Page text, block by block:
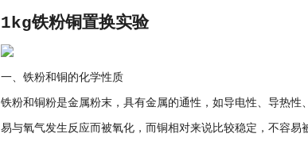
1kg铁粉铜置换实验
一、铁粉和铜的化学性质
铁粉和铜粉是金属粉末，具有金属的通性，如导电性、导热
易与氧气发生反应而被氧化，而铜相对来说比较稳定，不容易